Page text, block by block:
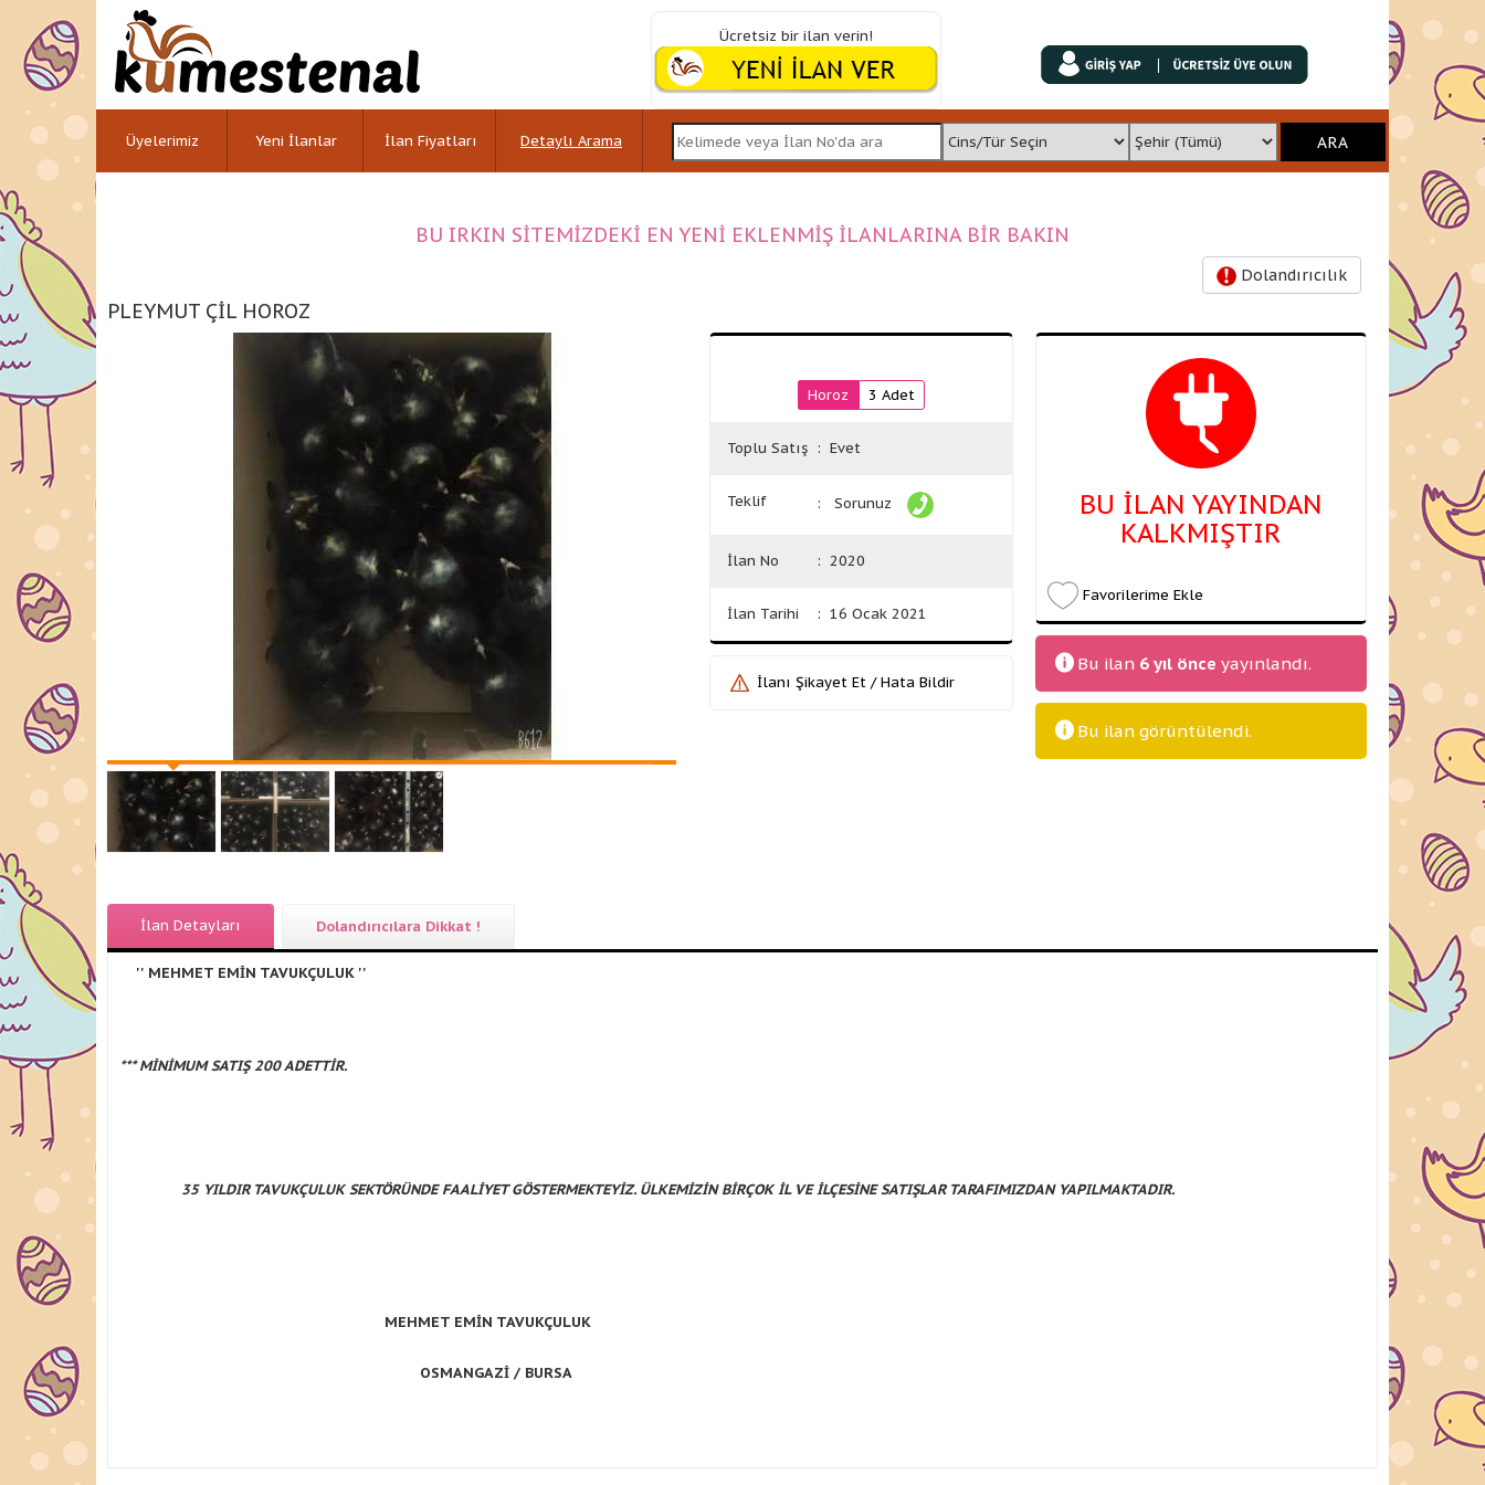
Ücretsiz bir ilan verin!
Üyelerimiz Yeni İlanlar İlan Fiyatları Detaylı Arama
BU IRKIN SİTEMİZDEKİ EN YENİ EKLENMİŞ İLANLARINA BİR BAKIN
Dolandırıcılık
PLEYMUT ÇİL HOROZ
Horoz 3 Adet
Toplu Satış : Evet
Teklif : Sorunuz
İlan No : 2020
İlan Tarihi : 16 Ocak 2021
İlanı Şikayet Et / Hata Bildir
BU İLAN YAYINDAN
KALKMIŞTIR
Favorilerime Ekle
Bu ilan 6 yıl önce yayınlandı.
Bu ilan görüntülendi.
İlan Detayları Dolandırıcılara Dikkat !
'' MEHMET EMİN TAVUKÇULUK ''​
*** MİNİMUM SATIŞ 200 ADETTİR.
35 YILDIR TAVUKÇULUK SEKTÖRÜNDE FAALİYET GÖSTERMEKTEYİZ. ÜLKEMİZİNBİRÇOKİL VE İLÇESİNE SATIŞLAR TARAFIMIZDAN YAPILMAKTADIR.
MEHMET EMİN TAVUKÇULUK
OSMANGAZİ / BURSA